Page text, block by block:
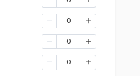
0
0
0